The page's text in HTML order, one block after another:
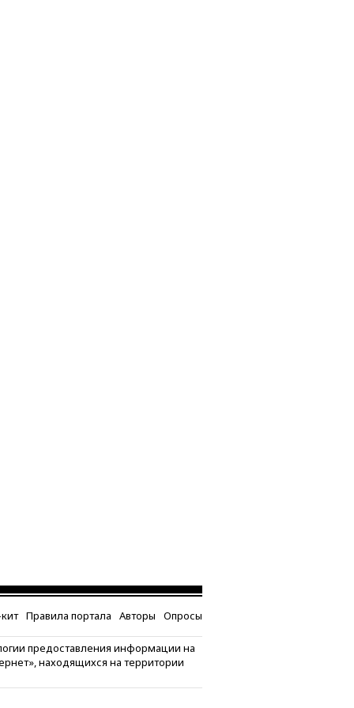
Правила портала Авторы Опросы
предоставления информации на
находящихся на территории